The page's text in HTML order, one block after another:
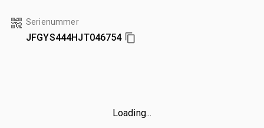
Serienummer
JFGYS444HJT046754
Loading...